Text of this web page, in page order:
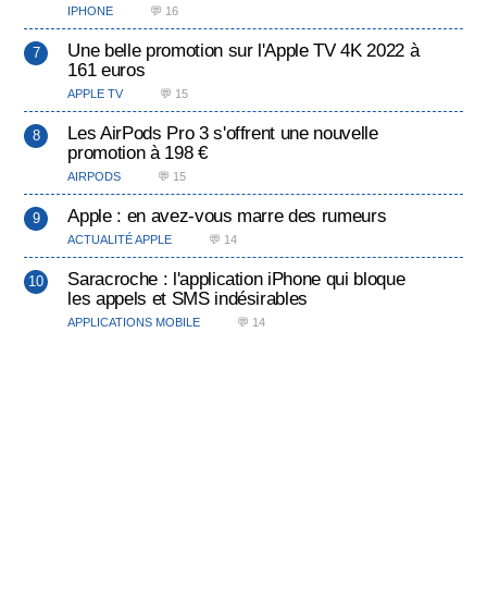
IPHONE 💬 16
Une belle promotion sur l'Apple TV 4K 2022 à
161 euros
APPLE TV 💬 15
Les AirPods Pro 3 s'offrent une nouvelle
promotion à 198 €
AIRPODS 💬 15
Apple : en avez-vous marre des rumeurs
ACTUALITÉ APPLE 💬 14
Saracroche : l'application iPhone qui bloque
les appels et SMS indésirables
APPLICATIONS MOBILE 💬 14